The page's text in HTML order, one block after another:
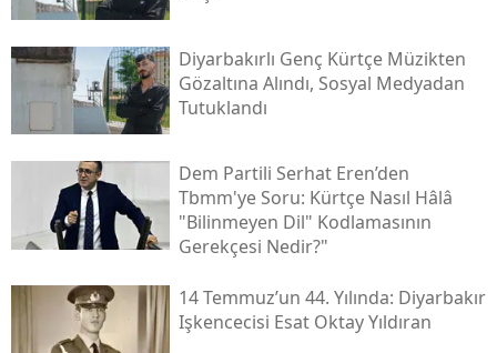
Diyarbakırlı Genç Kürtçe Müzikten
Gözaltına Alındı, Sosyal Medyadan
Tutuklandı
Dem Partili Serhat Eren’den
Tbmm'ye Soru: Kürtçe Nasıl Hâlâ
"bilinmeyen Dil" Kodlamasının
Gerekçesi Nedir?"
14 Temmuz’un 44. Yılında: Diyarbakır
Işkencecisi Esat Oktay Yıldıran